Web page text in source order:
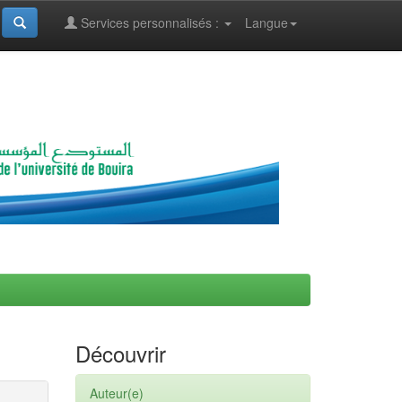
Langue
Services personnalisés :
Découvrir
Auteur(e)